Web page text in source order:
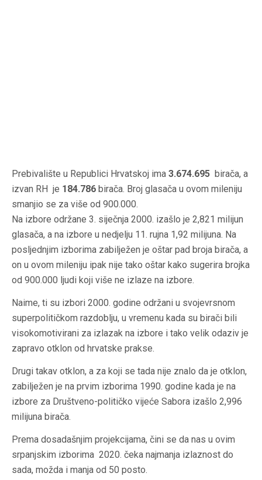
Prebivalište u Republici Hrvatskoj ima 3.674.695 birača, a
izvan RH je 184.786 birača. Broj glasača u ovom mileniju
smanjio se za više od 900.000.
Na izbore održane 3. siječnja 2000. izašlo je 2,821 milijun
glasača, a na izbore u nedjelju 11. rujna 1,92 milijuna. Na
posljednjim izborima zabilježen je oštar pad broja birača, a
on u ovom mileniju ipak nije tako oštar kako sugerira brojka
od 900.000 ljudi koji više ne izlaze na izbore.
Naime, ti su izbori 2000. godine održani u svojevrsnom
superpolitičkom razdoblju, u vremenu kada su birači bili
visokomotivirani za izlazak na izbore i tako velik odaziv je
zapravo otklon od hrvatske prakse.
Drugi takav otklon, a za koji se tada nije znalo da je otklon,
zabilježen je na prvim izborima 1990. godine kada je na
izbore za Društveno-političko vijeće Sabora izašlo 2,996
milijuna birača.
Prema dosadašnjim projekcijama, čini se da nas u ovim
srpanjskim izborima 2020. čeka najmanja izlaznost do
sada, možda i manja od 50 posto.